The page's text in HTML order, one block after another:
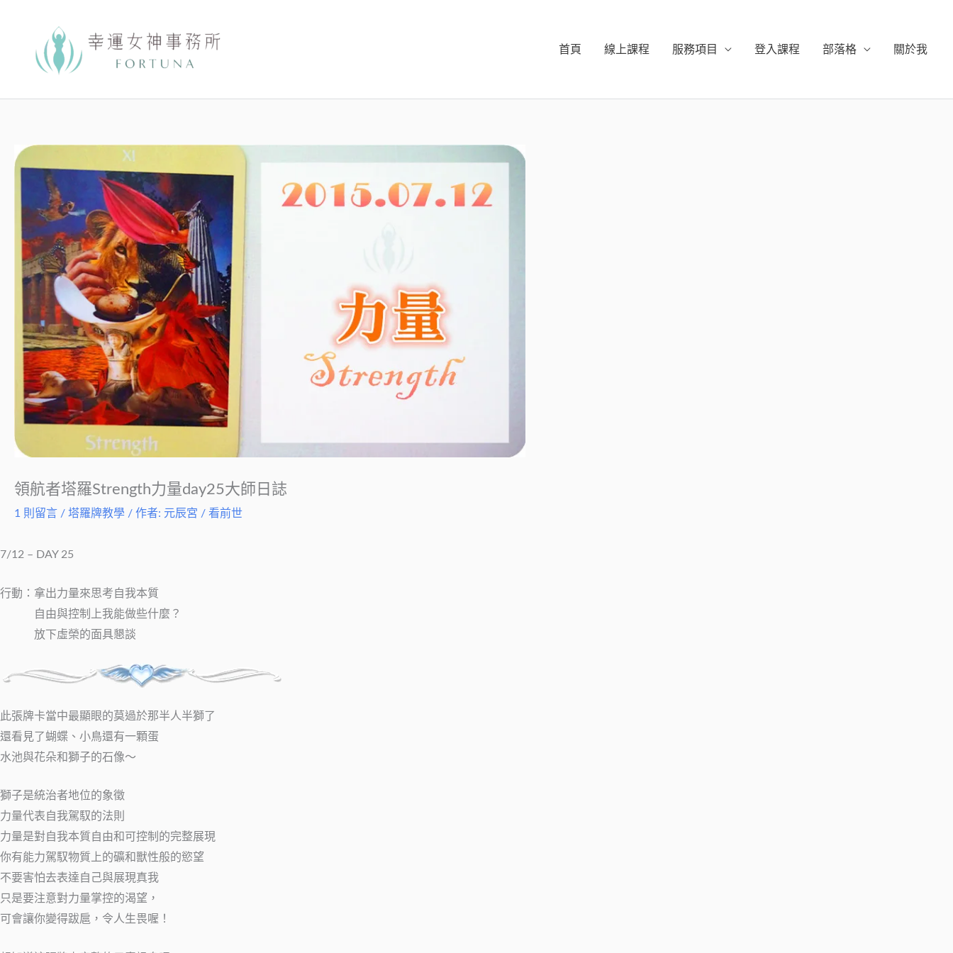
首頁 線上課程 服務項目 登入課程 部落格 關於我
領航者塔羅Strength力量day25大師日誌
1 則留言 / 塔羅牌教學 / 作者: 元辰宮 / 看前世
7/12 – DAY 25
行動：拿出力量來思考自我本質
自由與控制上我能做些什麼？
放下虛榮的面具懇談
此張牌卡當中最顯眼的莫過於那半人半獅了
還看見了蝴蝶、小鳥還有一顆蛋
水池與花朵和獅子的石像～
獅子是統治者地位的象徵
力量代表自我駕馭的法則
力量是對自我本質自由和可控制的完整展現
你有能力駕馭物質上的礦和獸性般的慾望
不要害怕去表達自己與展現真我
只是要注意對力量掌控的渴望，
可會讓你變得跋扈，令人生畏喔！